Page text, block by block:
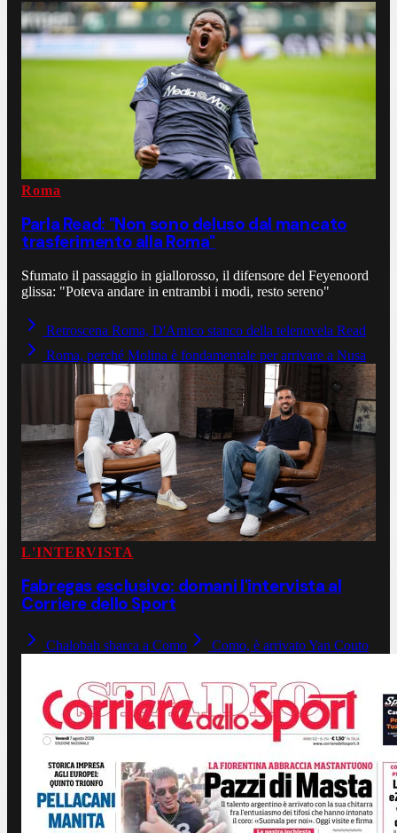
Roma
Parla Read: "Non sono deluso dal mancato
trasferimento alla Roma"
Sfumato il passaggio in giallorosso, il difensore del Feyenoord
glissa: "Poteva andare in entrambi i modi, resto sereno"
Retroscena Roma, D'Amico stanco della telenovela Read
Roma, perché Molina è fondamentale per arrivare a Nusa
L'INTERVISTA
Fabregas esclusivo: domani l'intervista al
Corriere dello Sport
Chalobah sbarca a Como Como, è arrivato Yan Couto